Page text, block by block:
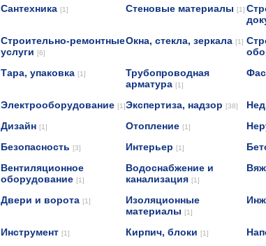
Сантехника [1] Стеновые материалы [1]
Строительно-ремонтные
услуги [6]
Окна, стекла, зеркала [1]
Тара, упаковка [1]
Трубопроводная
арматура [1]
Электрооборудование [1]Экспертиза, надзор [38]
Дизайн [1] Отопление [1]
Безопасность [3] Интерьер [1]
Вентиляционное
оборудование [1]
Водоснабжение и
канализация [1]
Двери и ворота [1]
Изоляционные
материалы [1]
Инструмент [1] Кирпич, блоки [1]